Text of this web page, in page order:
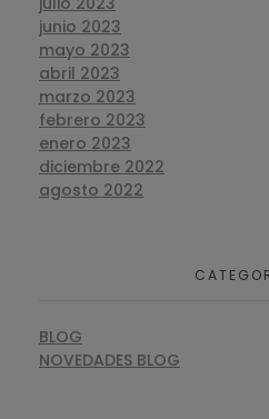
junio 2023
mayo 2023
abril 2023
marzo 2023
febrero 2023
enero 2023
diciembre 2022
agosto 2022
BLOG
NOVEDADES BLOG